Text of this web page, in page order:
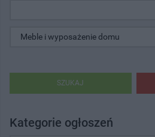
SZUKAJ
Kategorie ogłoszeń